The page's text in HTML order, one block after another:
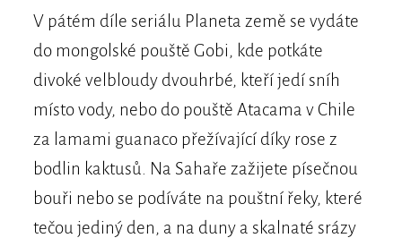
V pátém díle seriálu Planeta země se vydáte
do mongolské pouště Gobi, kde potkáte
divoké velbloudy dvouhrbé, kteří jedí sníh
místo vody, nebo do pouště Atacama v Chile
za lamami guanaco přežívající díky rose z
bodlin kaktusů. Na Sahaře zažijete písečnou
bouři nebo se podíváte na pouštní řeky, které
tečou jediný den, a na duny a skalnaté srázy